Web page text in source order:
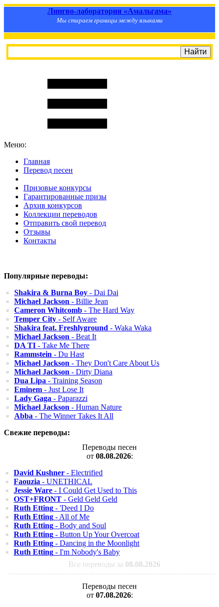
Лингво-лаборатория «Амальгама»
Мы стираем границы между языками
Меню:
Главная
Перевод песен
Призовые конкурсы
Гарантированные призы
Архив конкурсов
Коллекции переводов
Отправить свой перевод
Отзывы
Контакты
Популярные переводы:
Shakira & Burna Boy - Dai Dai
Michael Jackson - Billie Jean
Cameron Whitcomb - The Hard Way
Temper City - Self Aware
Shakira feat. Freshlyground - Waka Waka
Michael Jackson - Beat It
DA TI - Take Me There
Rammstein - Du Hast
Michael Jackson - They Don't Care About Us
Michael Jackson - Dirty Diana
Dua Lipa - Training Season
Eminem - Just Lose It
Lady Gaga - Paparazzi
Michael Jackson - Human Nature
Abba - The Winner Takes It All
Свежие переводы:
Переводы песен
от 08.08.2026:
David Kushner - Electrified
Faouzia - UNETHICAL
Jessie Ware - I Could Get Used to This
OST+FRONT - Geld Geld Geld
Ruth Etting - 'Deed I Do
Ruth Etting - All of Me
Ruth Etting - Body and Soul
Ruth Etting - Button Up Your Overcoat
Ruth Etting - Dancing in the Moonlight
Ruth Etting - I'm Nobody's Baby
Все переводы за 08.08.2026
Переводы песен
от 07.08.2026: